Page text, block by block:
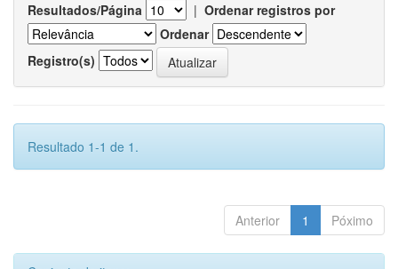
Resultados/Página | Ordenar registros por
Ordenar
Registro(s)
Resultado 1-1 de 1.
Anterior 1 Póximo